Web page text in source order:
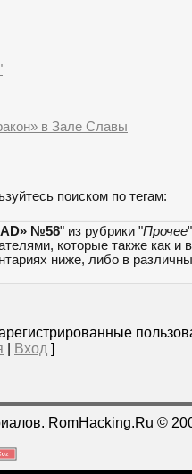
в Зале Славы
поиском по тегам:
№58" из рубрики "Прочее"
которые также как и
ниже, либо в
Вход ]
RomHacking.Ru ©